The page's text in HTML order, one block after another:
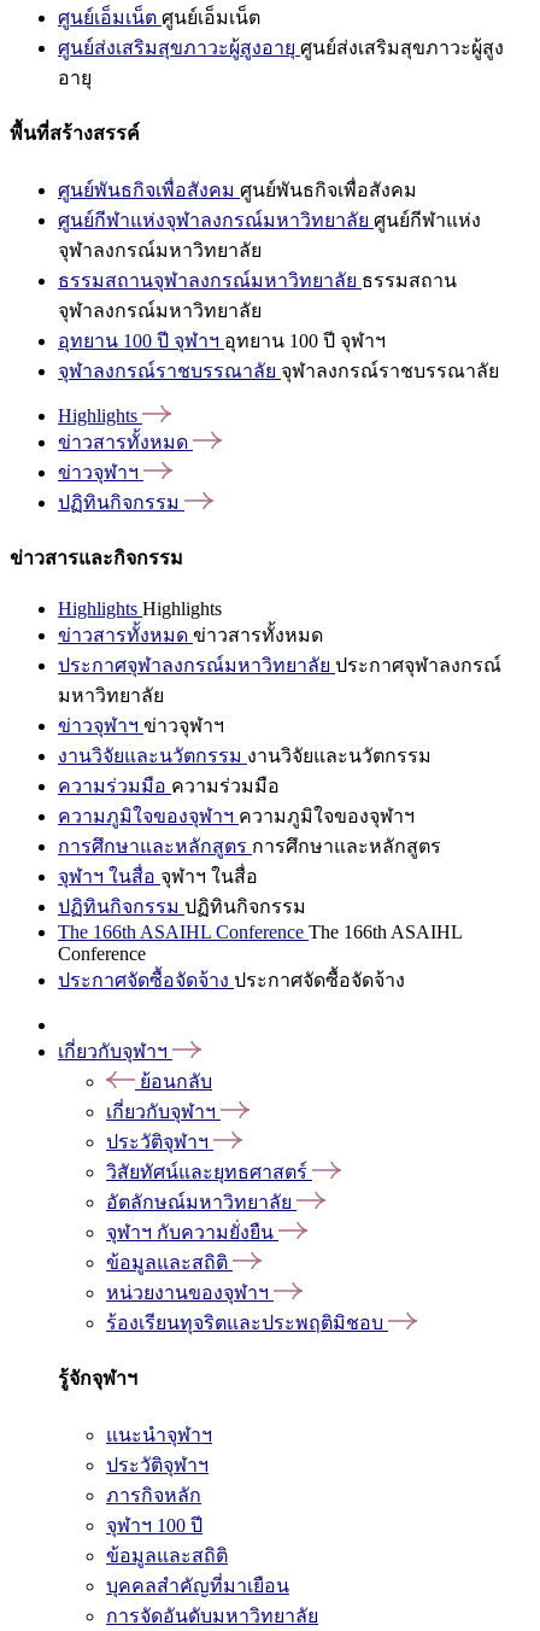
ศูนย์เอ็มเน็ต ศูนย์เอ็มเน็ต
ศูนย์ส่งเสริมสุขภาวะผู้สูงอายุ ศูนย์ส่งเสริมสุขภาวะผู้สูง
อายุ
พื้นที่สร้างสรรค์
ศูนย์พันธกิจเพื่อสังคม ศูนย์พันธกิจเพื่อสังคม
ศูนย์กีฬาแห่งจุฬาลงกรณ์มหาวิทยาลัย ศูนย์กีฬาแห่ง
จุฬาลงกรณ์มหาวิทยาลัย
ธรรมสถานจุฬาลงกรณ์มหาวิทยาลัย ธรรมสถาน
จุฬาลงกรณ์มหาวิทยาลัย
อุทยาน 100 ปี จุฬาฯ อุทยาน 100 ปี จุฬาฯ
จุฬาลงกรณ์ราชบรรณาลัย จุฬาลงกรณ์ราชบรรณาลัย
Highlights
ข่าวสารทั้งหมด
ข่าวจุฬาฯ
ปฏิทินกิจกรรม
ข่าวสารและกิจกรรม
Highlights Highlights
ข่าวสารทั้งหมด ข่าวสารทั้งหมด
ประกาศจุฬาลงกรณ์มหาวิทยาลัย ประกาศจุฬาลงกรณ์
มหาวิทยาลัย
ข่าวจุฬาฯ ข่าวจุฬาฯ
งานวิจัยและนวัตกรรม งานวิจัยและนวัตกรรม
ความร่วมมือ ความร่วมมือ
ความภูมิใจของจุฬาฯ ความภูมิใจของจุฬาฯ
การศึกษาและหลักสูตร การศึกษาและหลักสูตร
จุฬาฯ ในสื่อ จุฬาฯ ในสื่อ
ปฏิทินกิจกรรม ปฏิทินกิจกรรม
The 166th ASAIHL Conference The 166th ASAIHL
Conference
ประกาศจัดซื้อจัดจ้าง ประกาศจัดซื้อจัดจ้าง
เกี่ยวกับจุฬาฯ
ย้อนกลับ
เกี่ยวกับจุฬาฯ
ประวัติจุฬาฯ
วิสัยทัศน์และยุทธศาสตร์
อัตลักษณ์มหาวิทยาลัย
จุฬาฯ กับความยั่งยืน
ข้อมูลและสถิติ
หน่วยงานของจุฬาฯ
ร้องเรียนทุจริตและประพฤติมิชอบ
รู้จักจุฬาฯ
แนะนำจุฬาฯ
ประวัติจุฬาฯ
ภารกิจหลัก
จุฬาฯ 100 ปี
ข้อมูลและสถิติ
บุคคลสำคัญที่มาเยือน
การจัดอันดับมหาวิทยาลัย